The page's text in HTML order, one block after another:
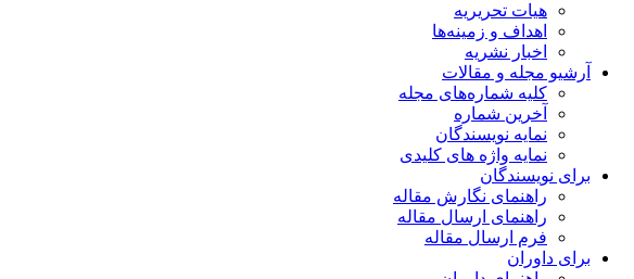
هیات تحریریه
اهداف و زمینه‌ها
اخبار نشریه
آرشیو مجله و مقالات
کلیه شماره‌های مجله
آخرین شماره
نمایه نویسندگان
نمایه واژه های کلیدی
برای نویسندگان
راهنمای نگارش مقاله
راهنمای ارسال مقاله
فرم ارسال مقاله
برای داوران